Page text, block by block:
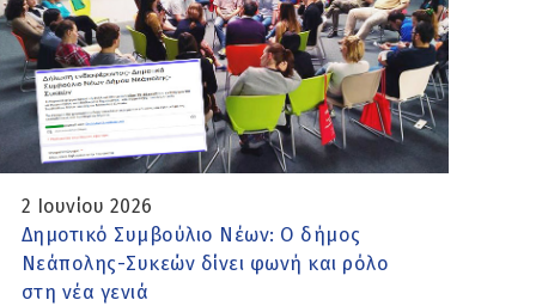
2 Ιουνίου 2026
Δημοτικό Συμβούλιο Νέων: Ο δήμος
Νεάπολης-Συκεών δίνει φωνή και ρόλο
στη νέα γενιά